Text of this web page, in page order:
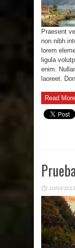
Praesent
non nibh
lorem
ligula
enim.
laoreet.
Read
10/03/2013